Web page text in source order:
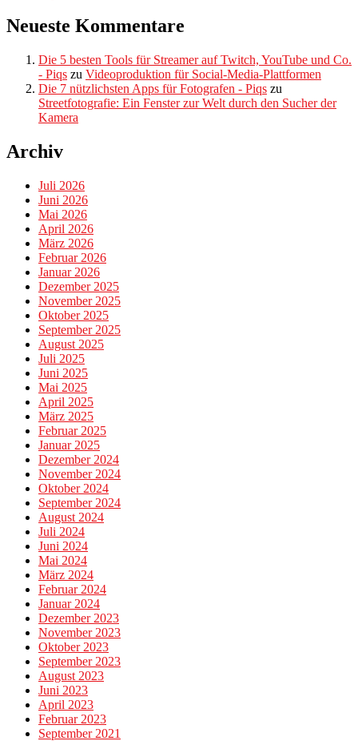
Neueste Kommentare
Die 5 besten Tools für Streamer auf Twitch, YouTube und Co.
- Piqs zu Videoproduktion für Social-Media-Plattformen
Die 7 nützlichsten Apps für Fotografen - Piqs zu
Streetfotografie: Ein Fenster zur Welt durch den Sucher der
Kamera
Archiv
Juli 2026
Juni 2026
Mai 2026
April 2026
März 2026
Februar 2026
Januar 2026
Dezember 2025
November 2025
Oktober 2025
September 2025
August 2025
Juli 2025
Juni 2025
Mai 2025
April 2025
März 2025
Februar 2025
Januar 2025
Dezember 2024
November 2024
Oktober 2024
September 2024
August 2024
Juli 2024
Juni 2024
Mai 2024
März 2024
Februar 2024
Januar 2024
Dezember 2023
November 2023
Oktober 2023
September 2023
August 2023
Juni 2023
April 2023
Februar 2023
September 2021